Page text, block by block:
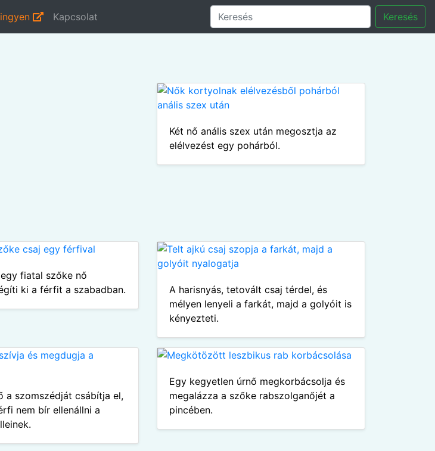
Kapcsolat Keresés
Két nő anális szex után megosztja az
elélvezést egy pohárból.
fiatal szőke nő
ki a férfit a szabadban.
A harisnyás, tetovált csaj térdel, és
mélyen lenyeli a farkát, majd a golyóit is
kényezteti.
a szomszédját csábítja el,
nem bír ellenállni a
Egy kegyetlen úrnő megkorbácsolja és
megalázza a szőke rabszolganőjét a
pincében.